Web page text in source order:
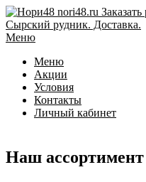
Перейти
к
содержимому
Меню
Меню
Акции
Условия
Контакты
Личный кабинет
Наш ассортимент